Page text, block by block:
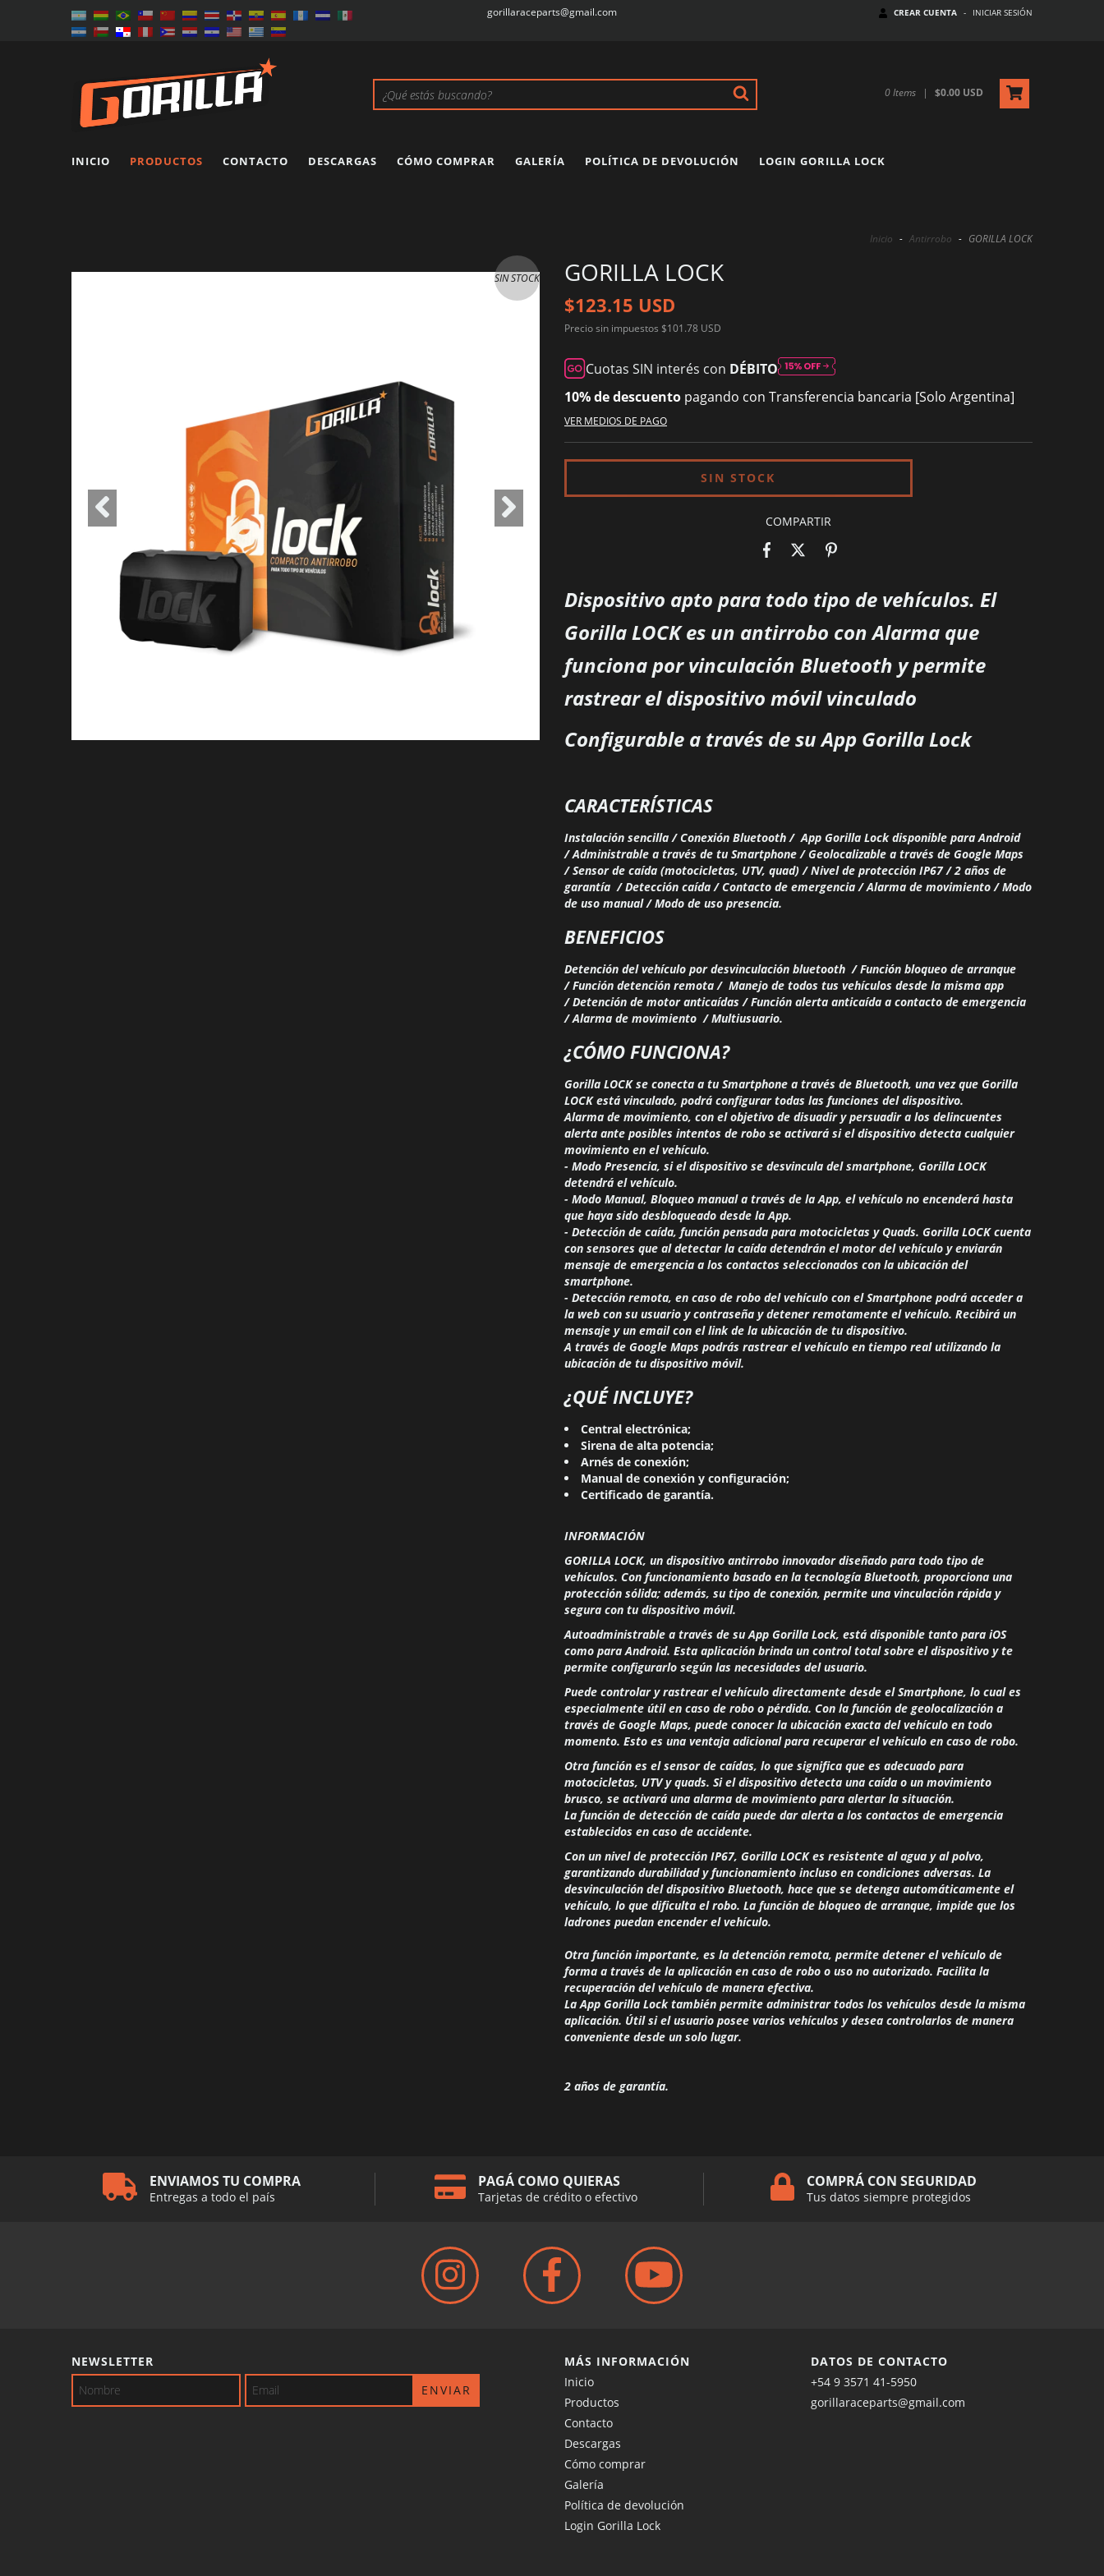
gorillaraceparts@gmail.com CREAR CUENTA - INICIAR SESIÓN
0Items | $0.00 USD
INICIO PRODUCTOS CONTACTO DESCARGAS CÓMO COMPRAR GALERÍA POLÍTICA DE DEVOLUCIÓN LOGIN GORILLA LOCK
Inicio - Antirrobo - GORILLA LOCK
SIN STOCK GORILLA LOCK
$123.15 USD
Precio sin impuestos $101.78 USD
Cuotas SIN interés con DÉBITO
10% de descuento pagando con Transferencia bancaria [Solo Argentina]
VER MEDIOS DE PAGO
COMPARTIR
Dispositivo apto para todo tipo de vehículos. El
Gorilla LOCK es un antirrobo con Alarma que
funciona por vinculación Bluetooth y permite
rastrear el dispositivo móvil vinculado
Configurable a través de su App Gorilla Lock
CARACTERÍSTICAS
Instalación sencilla / Conexión Bluetooth / App Gorilla Lock disponible para Android
/Administrable a través de tu Smartphone / Geolocalizable a través de Google Maps
/Sensor de caída (motocicletas, UTV, quad) /Nivel de protección IP67 /2 años de
garantía /Detección caída / Contacto de emergencia /Alarma de movimiento /Modo
de uso manual /Modo de uso presencia.
BENEFICIOS
Detención del vehículo por desvinculación bluetooth /Función bloqueo de arranque
/Función detención remota / Manejo de todos tus vehículos desde la misma app
/Detención de motor anticaídas /Función alerta anticaída a contacto de emergencia
/Alarma de movimiento / Multiusuario.
¿CÓMO FUNCIONA?
Gorilla LOCK se conecta a tu Smartphone a través de Bluetooth, una vez que Gorilla
LOCK está vinculado, podrá configurar todas las funciones del dispositivo.
Alarma de movimiento, con el objetivo de disuadir y persuadir a los delincuentes
alerta ante posibles intentos de robo se activará si el dispositivo detecta cualquier
movimiento en el vehículo.
- Modo Presencia, si el dispositivo se desvincula del smartphone, Gorilla LOCK
detendrá el vehículo.
- Modo Manual, Bloqueo manual a través de la App, el vehículo no encenderá hasta
que haya sido desbloqueado desde la App.
- Detección de caída, función pensada para motocicletas y Quads. Gorilla LOCK cuenta
con sensores que al detectar la caída detendrán el motor del vehículo y enviarán
mensaje de emergencia a los contactos seleccionados con la ubicación del
smartphone.
- Detección remota, en caso de robo del vehículo con el Smartphone podrá acceder a
la web con su usuario y contraseña y detener remotamente el vehículo. Recibirá un
mensaje y un email con el link de la ubicación de tu dispositivo.
A través de Google Maps podrás rastrear el vehículo en tiempo real utilizando la
ubicación de tu dispositivo móvil.
¿QUÉ INCLUYE?
Central electrónica;
Sirena de alta potencia;
Arnés de conexión;
Manual de conexión y configuración;
Certificado de garantía.
INFORMACIÓN
GORILLA LOCK, un dispositivo antirrobo innovador diseñado para todo tipo de
vehículos. Con funcionamiento basado en la tecnología Bluetooth, proporciona una
protección sólida; además, su tipo de conexión, permite una vinculación rápida y
segura con tu dispositivo móvil.
Autoadministrable a través de su App Gorilla Lock, está disponible tanto para iOS
como para Android. Esta aplicación brinda un control total sobre el dispositivo y te
permite configurarlo según las necesidades del usuario.
Puede controlar y rastrear el vehículo directamente desde el Smartphone, lo cual es
especialmente útil en caso de robo o pérdida. Con la función de geolocalización a
través de Google Maps, puede conocer la ubicación exacta del vehículo en todo
momento. Esto es una ventaja adicional para recuperar el vehículo en caso de robo.
Otra función es el sensor de caídas, lo que significa que es adecuado para
motocicletas, UTV y quads. Si el dispositivo detecta una caída o un movimiento
brusco, se activará una alarma de movimiento para alertar la situación.
La función de detección de caída puede dar alerta a los contactos de emergencia
establecidos en caso de accidente.
Con un nivel de protección IP67, Gorilla LOCK es resistente al agua y al polvo,
garantizando durabilidad y funcionamiento incluso en condiciones adversas. La
desvinculación del dispositivo Bluetooth, hace que se detenga automáticamente el
vehículo, lo que dificulta el robo. La función de bloqueo de arranque, impide que los
ladrones puedan encender el vehículo.
Otra función importante, es la detención remota, permite detener el vehículo de
forma a través de la aplicación en caso de robo o uso no autorizado. Facilita la
recuperación del vehículo de manera efectiva.
La App Gorilla Lock también permite administrar todos los vehículos desde la misma
aplicación. Útil si el usuario posee varios vehículos y desea controlarlos de manera
conveniente desde un solo lugar.
2 años de garantía.
ENVIAMOS TU COMPRA
Entregas a todo el país
PAGÁ COMO QUIERAS
Tarjetas de crédito o efectivo
COMPRÁ CON SEGURIDAD
Tus datos siempre protegidos
NEWSLETTER
MÁS INFORMACIÓN
Inicio
Productos
Contacto
Descargas
Cómo comprar
Galería
Política de devolución
Login Gorilla Lock
DATOS DE CONTACTO
+54 9 3571 41-5950
gorillaraceparts@gmail.com